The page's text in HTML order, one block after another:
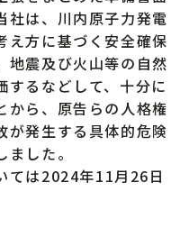
社は、川内原子力発電
え方に基づく安全確保
地震及び火山等の自然
するなどして、十分に
から、原告らの人格権
が発生する具体的危険
した。
ては2024年11月26日